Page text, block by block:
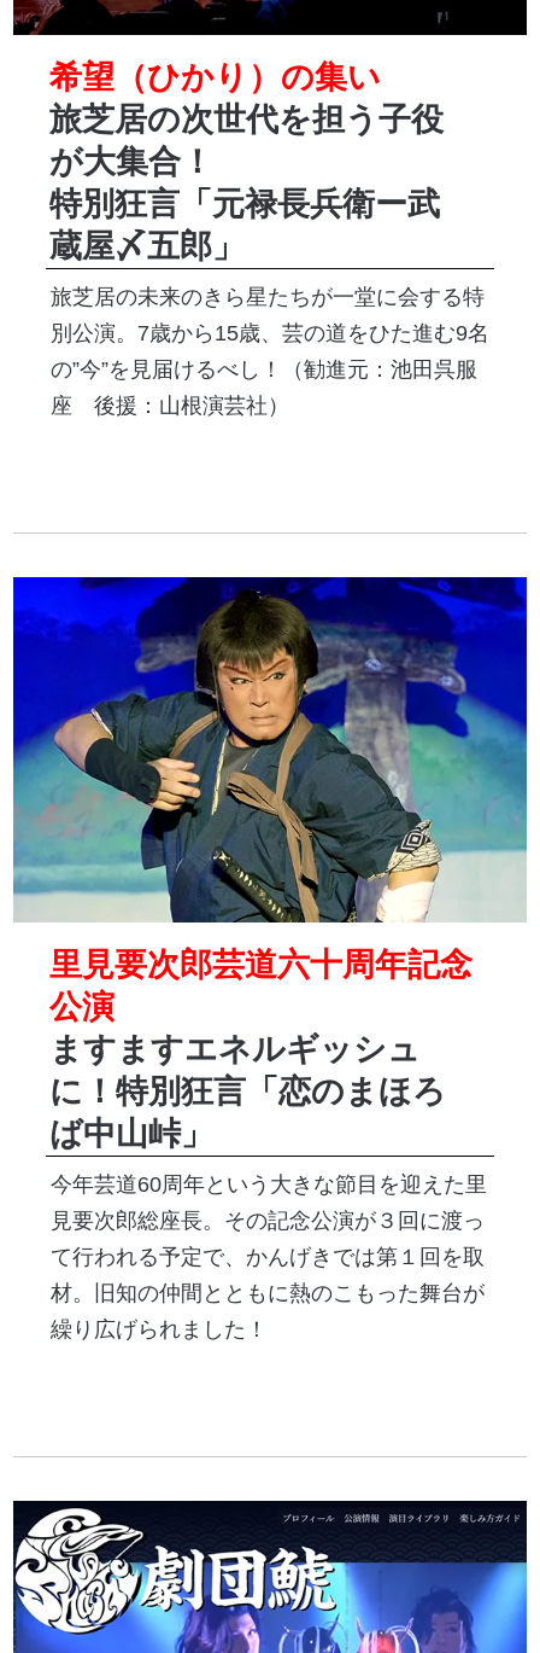
希望（ひかり）の集い
旅芝居の次世代を担う子役
が大集合！
特別狂言「元禄長兵衛ー武
蔵屋〆五郎」
旅芝居の未来のきら星たちが一堂に会する特
別公演。7歳から15歳、芸の道をひた進む9名
の”今”を見届けるべし！（勧進元：池田呉服
座 後援：山根演芸社）
里見要次郎芸道六十周年記念
公演
ますますエネルギッシュ
に！特別狂言「恋のまほろ
ば中山峠」
今年芸道60周年という大きな節目を迎えた里
見要次郎総座長。その記念公演が３回に渡っ
て行われる予定で、かんげきでは第１回を取
材。旧知の仲間とともに熱のこもった舞台が
繰り広げられました！